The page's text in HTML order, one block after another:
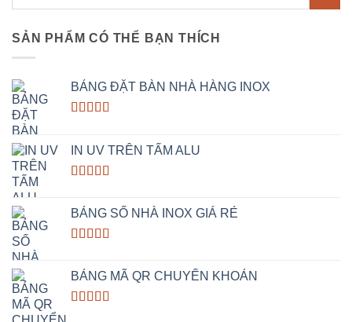
SẢN PHẨM CÓ THỂ BẠN THÍCH
BẢNG ĐẶT BÀN NHÀ HÀNG INOX
IN UV TRÊN TẤM ALU
BẢNG SỐ NHÀ INOX GIÁ RẺ
BẢNG MÃ QR CHUYỂN KHOẢN